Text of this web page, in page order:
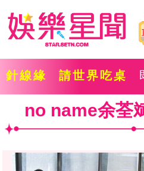
針線緣 請世界吃桌
no name余荃